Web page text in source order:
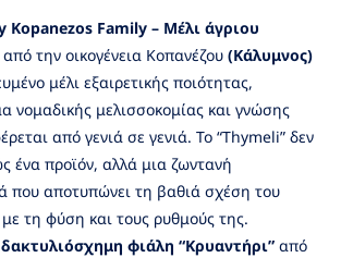
Kopanezos Family – Μέλι άγριου
από την οικογένεια Κοπανέζου (Κάλυμνος)
μέλι εξαιρετικής ποιότητας,
νομαδικής μελισσοκομίας και γνώσης
από γενιά σε γενιά. Το “Thymeli” δεν
ένα προϊόν, αλλά μια ζωντανή
που αποτυπώνει τη βαθιά σχέση του
τη φύση και τους ρυθμούς της.
φιάλη “Κρυαντήρι” από